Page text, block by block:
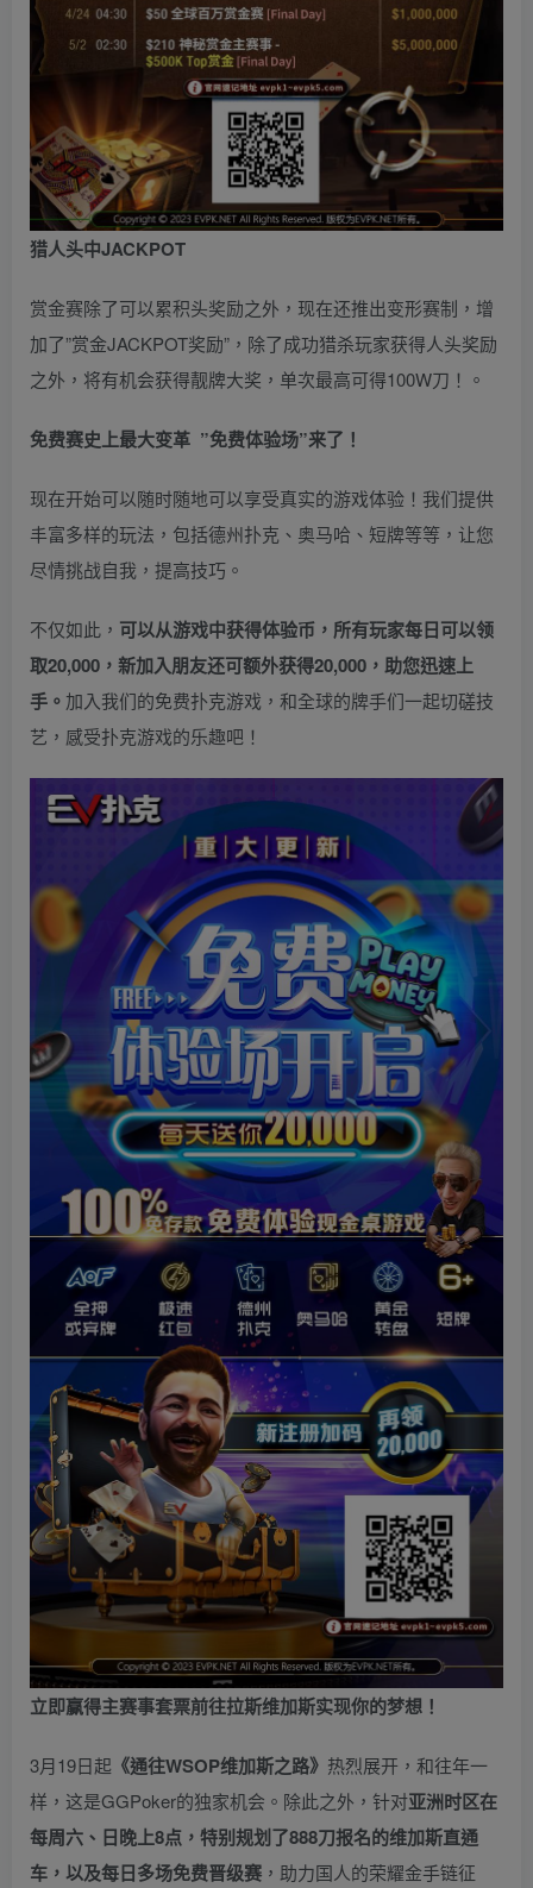
猎人头中JACKPOT
赏金赛除了可以累积头奖励之外，现在还推出变形赛制，增
加了”赏金JACKPOT奖励”，除了成功猎杀玩家获得人头奖励
之外，将有机会获得靓牌大奖，单次最高可得100W刀！。
免费赛史上最大变革 ”免费体验场”来了！
现在开始可以随时随地可以享受真实的游戏体验！我们提供
丰富多样的玩法，包括德州扑克、奥马哈、短牌等等，让您
尽情挑战自我，提高技巧。
不仅如此， 可以从游戏中获得体验币，所有玩家每日可以领
取20,000，新加入朋友还可额外获得20,000，助您迅速上
手。 加入我们的免费扑克游戏，和全球的牌手们一起切磋技
艺，感受扑克游戏的乐趣吧！
立即赢得主赛事套票前往拉斯维加斯实现你的梦想！
3月19日起 《通往WSOP维加斯之路》 热烈展开，和往年一
样，这是GGPoker的独家机会。除此之外，针对亚洲时区在
每周六、日晚上8点，特别规划了888刀报名的维加斯直通
车，以及每日多场免费晋级赛 ，助力国人的荣耀金手链征